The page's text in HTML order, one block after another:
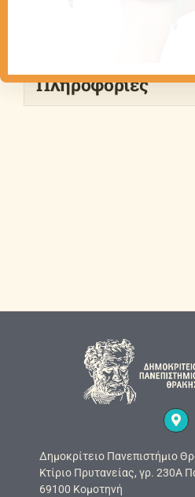
Πληροφορίες
Δημοκρίτειο Πανεπιστήμιο
Κτίριο Πρυτανείας, γρ. 230Α
69100 Κομοτηνή